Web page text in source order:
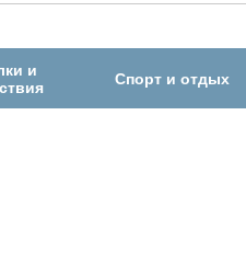
и
Спорт и отдых